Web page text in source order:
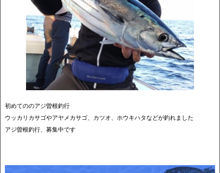
初めてののアジ曽根釣行
ウッカリカサゴやアヤメカサゴ、カツオ、ホウキハタなどが釣れました
アジ曽根釣行、募集中です